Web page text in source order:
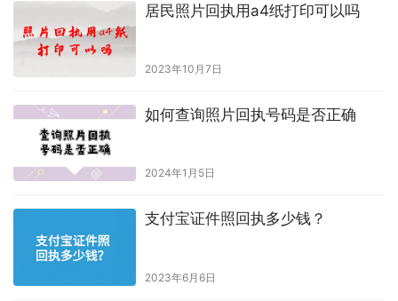
居民照片回执用a4纸打印可以吗
2023年10月7日
如何查询照片回执号码是否正确
2024年1月5日
支付宝证件照回执多少钱？
2023年6月6日